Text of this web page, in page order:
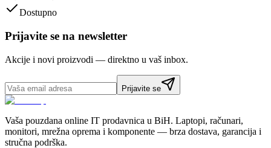
Dostupno
Prijavite se na newsletter
Akcije i novi proizvodi — direktno u vaš inbox.
Prijavite se
Vaša pouzdana online IT prodavnica u BiH. Laptopi, računari,
monitori, mrežna oprema i komponente — brza dostava, garancija i
stručna podrška.